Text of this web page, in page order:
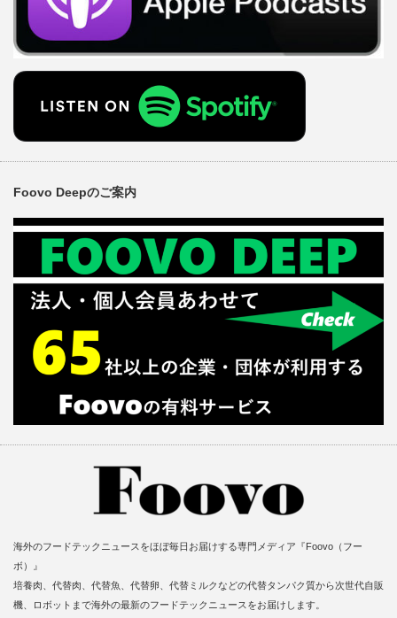
Foovo Deepのご案内
海外のフードテックニュースをほぼ毎日お届けする専門メディア『Foovo（フー
ボ）』
培養肉、代替肉、代替魚、代替卵、代替ミルクなどの代替タンパク質から次世代自販
機、ロボットまで海外の最新のフードテックニュースをお届けします。